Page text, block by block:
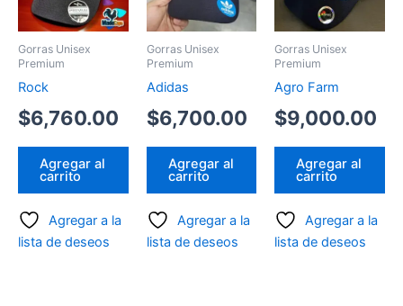
Gorras Unisex
Premium
Rock
$6,760.00
Agregar al
carrito
Agregar a la
lista de deseos
Gorras Unisex
Premium
Adidas
$6,700.00
Agregar al
carrito
Agregar a la
lista de deseos
Gorras Unisex
Premium
Agro Farm
$9,000.00
Agregar al
carrito
Agregar a la
lista de deseos